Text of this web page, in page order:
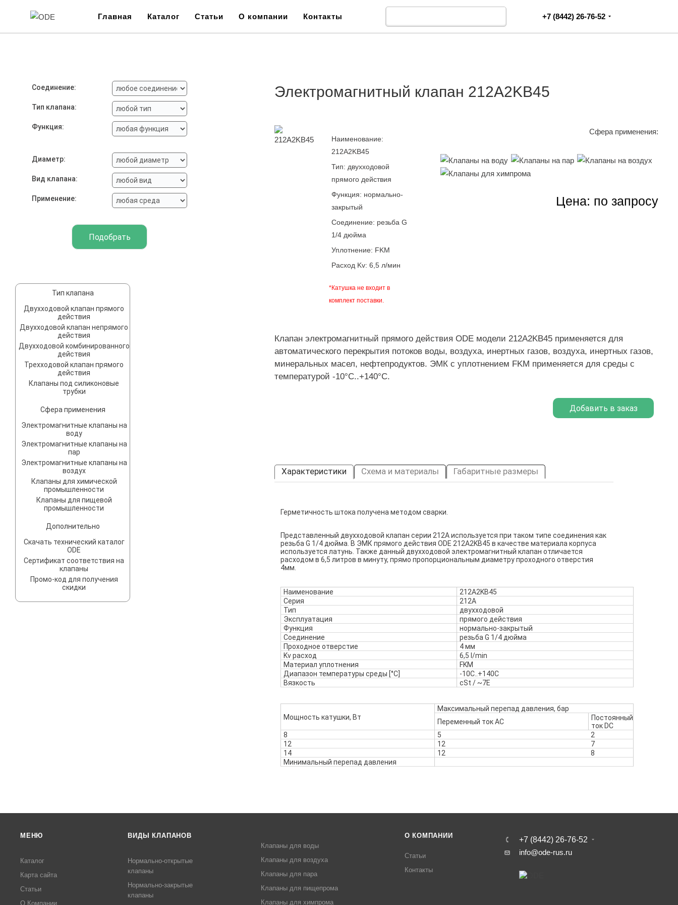
Главная Каталог Статьи О компании Контакты +7 (8442) 26-76-52
Соединение:
Тип клапана:
Функция:
Диаметр:
Вид клапана:
Применение:
Тип клапана
Двухходовой клапан прямого
действия
Двухходовой клапан непрямого
действия
Двухходовой комбинированного
действия
Трехходовой клапан прямого
действия
Клапаны под силиконовые
трубки
Сфера применения
Электромагнитные клапаны на
воду
Электромагнитные клапаны на
пар
Электромагнитные клапаны на
воздух
Клапаны для химической
промышленности
Клапаны для пищевой
промышленности
Дополнительно
Скачать технический каталог
ODE
Сертификат соответствия на
клапаны
Промо-код для получения
скидки
Электромагнитный клапан 212A2KB45
Наименование:
212A2KB45
Тип: двухходовой
прямого действия
Функция: нормально-
закрытый
Соединение: резьба G
1/4 дюйма
Уплотнение: FKM
Расход Kv: 6,5 л/мин
*Катушка не входит в
комплект поставки.
Сфера применения:
Цена: по запросу
Клапан электромагнитный прямого действия ODE модели 212A2KB45 применяется для
автоматического перекрытия потоков воды, воздуха, инертных газов, воздуха, инертных газов,
минеральных масел, нефтепродуктов. ЭМК с уплотнением FKM применяется для среды с
температурой -10°C..+140°C.
Характеристики Схема и материалы Габаритные размеры
Герметичность штока получена методом сварки.
Представленный двухходовой клапан серии 212A используется при таком типе соединения как
резьба G 1/4 дюйма. В ЭМК прямого действия ODE 212A2KB45 в качестве материала корпуса
используется латунь. Также данный двухходовой электромагнитный клапан отличается
расходом в 6,5 литров в минуту, прямо пропорциональным диаметру проходного отверстия
4мм.
Наименование
212A2KB45
Серия
212A
Тип
двухходовой
Эксплуатация
прямого действия
Функция
нормально-закрытый
Соединение
резьба G 1/4 дюйма
Проходное отверстие
4 мм
Kv расход
6,5 l/min
Материал уплотнения
FKM
Диапазон температуры среды [°C]
-10C..+140C
Вязкость
cSt / ~7E
Мощность катушки, Вт
Максимальный перепад давления, бар
Переменный ток AC
Постоянный
ток DC
8
5
2
12
12
7
14
12
8
Минимальный перепад давления
МЕНЮ
Каталог
Карта сайта
Статьи
О Компании
ВИДЫ КЛАПАНОВ
Нормально-открытые
клапаны
Нормально-закрытые
клапаны
Клапаны для воды
Клапаны для воздуха
Клапаны для пара
Клапаны для пищепрома
Клапаны для химпрома
О КОМПАНИИ
Статьи
Контакты
+7 (8442) 26-76-52
info@ode-rus.ru